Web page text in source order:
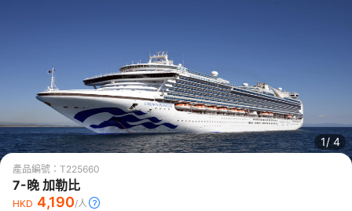
1/ 4
產品編號： T225660
7-晚 加勒比
HKD 4,190/人